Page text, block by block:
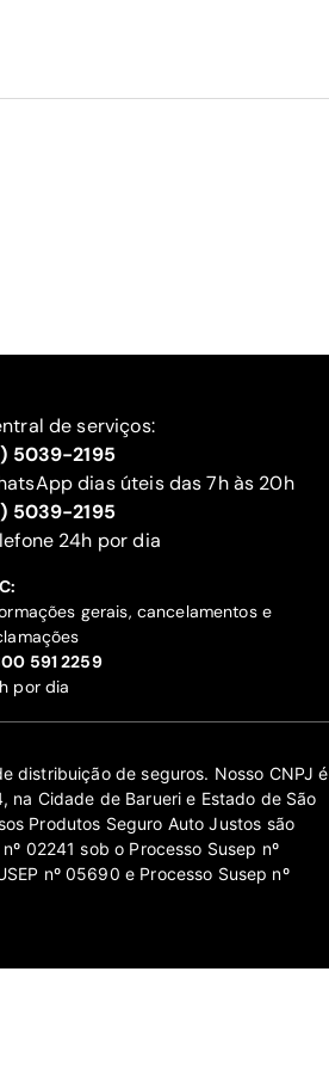
de serviços:
5039-2195
dias úteis das 7h às 20h
5039-2195
24h por dia
gerais, cancelamentos e
591 2259
por dia
distribuição de seguros. Nosso CNPJ é
Cidade de Barueri e Estado de São
Produtos Seguro Auto Justos são
02241 sob o Processo Susep nº
nº 05690 e Processo Susep nº